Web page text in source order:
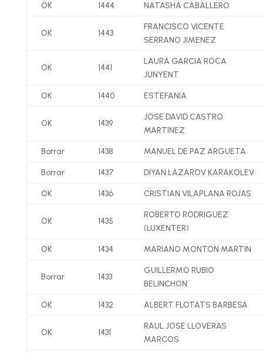
OK 1444 NATASHA CABALLERO
OK 1443
FRANCISCO VICENTE
SERRANO JIMENEZ
OK 1441
LAURA GARCIA ROCA
JUNYENT
OK 1440 ESTEFANIA
OK 1439
JOSE DAVID CASTRO
MARTINEZ
Borrar 1438 MANUEL DE PAZ ARGUETA
Borrar 1437 DIYAN LAZAROV KARAKOLEV
OK 1436 CRISTIAN VILAPLANA ROJAS
OK 1435
ROBERTO RODRIGUEZ
(LUXENTER)
OK 1434 MARIANO MONTON MARTIN
Borrar 1433
GUILLERMO RUBIO
BELINCHON
OK 1432 ALBERT FLOTATS BARBESA
OK 1431
RAUL JOSE LLOVERAS
MARCOS